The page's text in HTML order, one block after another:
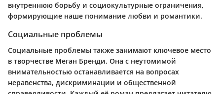
внутреннюю борьбу и социокультурные ограничения,
формирующие наше понимание любви и романтики.
Социальные проблемы
Социальные проблемы также занимают ключевое место
в творчестве Меган Бренди. Она с неутомимой
внимательностью останавливается на вопросах
неравенства, дискриминации и общественной